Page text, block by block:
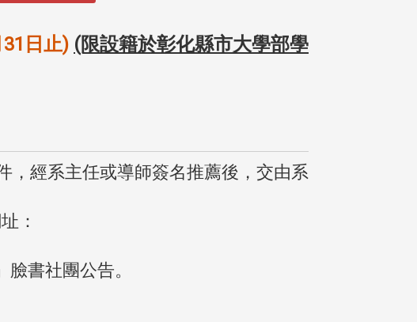
⽇⽌) (限設籍於彰化縣市大學部學
，經系主任或導師簽名推薦後，交由系
：
書社團公告。